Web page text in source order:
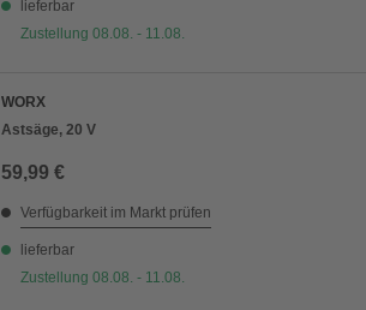
lieferbar
Zustellung 08.08. - 11.08.
WORX
Astsäge, 20 V
59,99 €
Verfügbarkeit im Markt prüfen
lieferbar
Zustellung 08.08. - 11.08.